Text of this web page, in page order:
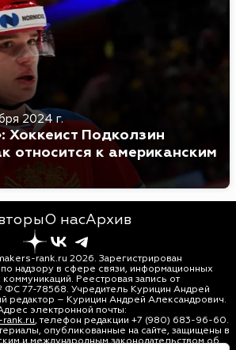
2024 г.
Хоккеист Подколзин
относится к американским
О насАрхив
rank.ru 2026. Зарегистрирован
надзору в сфере связи, информационных
Реестровая запись от
77-78568. Учредитель Курицин Андрей
редактор – Курицин Андрей Александрович.
электронной почты:
, телефон редакции +7 (980) 683-96-60.
опубликованные на сайте, защищены в
и международным законодательством об